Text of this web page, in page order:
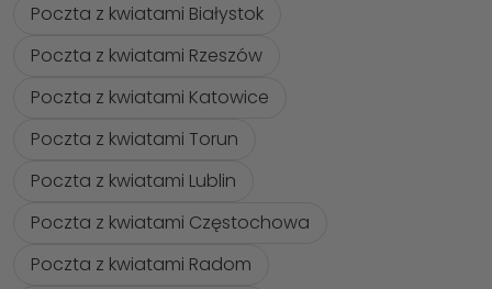
Poczta z kwiatami Białystok
Poczta z kwiatami Rzeszów
Poczta z kwiatami Katowice
Poczta z kwiatami Torun
Poczta z kwiatami Lublin
Poczta z kwiatami Częstochowa
Poczta z kwiatami Radom